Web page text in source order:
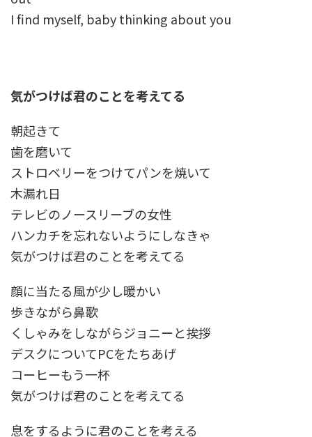
I find myself, baby thinking about you
気がつけば君のことを考えてる
朝起きて
歯を磨いて
ストロベリーをつけてパンを焼いて
木漏れ日
テレビのノースリーブの女性
ハンカチを忘れないようにしなきゃ
気がつけば君のことを考えてる
顔に当たる風が少し暖かい
歩きながら鼻歌
くしゃみをしながらジョニーと挨拶
デスクについてPCをたちあげ
コーヒーもう一杯
気がつけば君のことを考えてる
息をするように君のことを考える